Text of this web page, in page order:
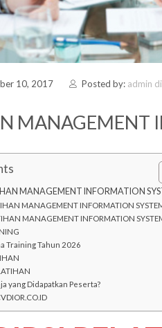
10, 2017 Posted by: admin
MANAGEMENT
MANAGEMENT INFORMATION
MANAGEMENT INFORMATION
MANAGEMENT INFORMATION
Training Tahun 2026
yang Didapatkan Peserta?